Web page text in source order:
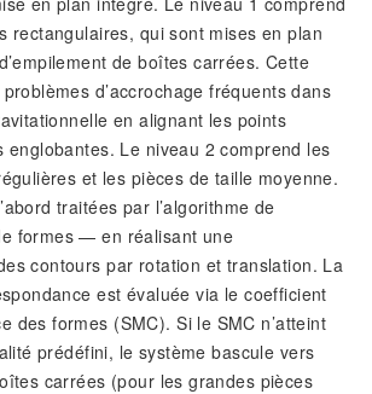
rectangulaires, qui sont mises en plan
de boîtes carrées. Cette
d’accrochage fréquents dans
en alignant les points
englobantes. Le niveau 2 comprend les
et les pièces de taille moyenne.
traitées par l’algorithme de
formes — en réalisant une
contours par rotation et translation. La
est évaluée via le coefficient
des formes (SMC). Si le SMC n’atteint
prédéfini, le système bascule vers
carrées (pour les grandes pièces